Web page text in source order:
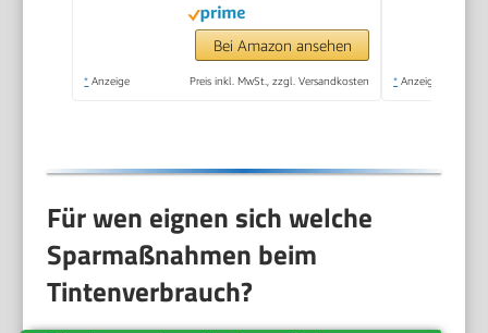
großer Tintentank,
hohe Reichweite,
Drucken in hoher
Bei Amazon ansehen
* Anzeige Preis inkl. MwSt., zzgl. Versandkosten * Anzeige
Für wen eignen sich welche
Sparmaßnahmen beim
Tintenverbrauch?